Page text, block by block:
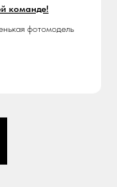
команде!
фотомодель